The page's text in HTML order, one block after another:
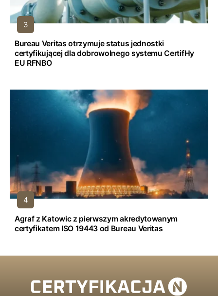
Bureau Veritas otrzymuje status jednostki
certyfikującej dla dobrowolnego systemu CertifHy
EU RFNBO
Agraf z Katowic z pierwszym akredytowanym
certyfikatem ISO 19443 od Bureau Veritas